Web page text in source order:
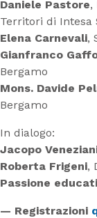
Daniele Pastore,
Territori di Intesa
Elena Carnevali,
Gianfranco
Bergamo
Mons. Davide
Bergamo
In dialogo:
Jacopo
Roberta Frigeni,
Passione
— Registrazioni